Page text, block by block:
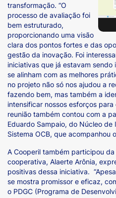
transformação. “O
processo de avaliação foi
bem estruturado,
proporcionando uma visão
clara dos pontos fortes e das
gestão da inovação. Foi
iniciativas que já estavam
se alinham com as melhores
no projeto não só nos ajudou a
fazendo bem, mas também a
intensificar nossos esforços
reunião também contou com a
Eduardo Sampaio, do Núcleo
Sistema OCB, que acompanhou
A Cooperil também participou
cooperativa, Alaerte Arônia,
positivas dessa iniciativa.
se mostra promissor e eficaz,
o PDGC (Programa de